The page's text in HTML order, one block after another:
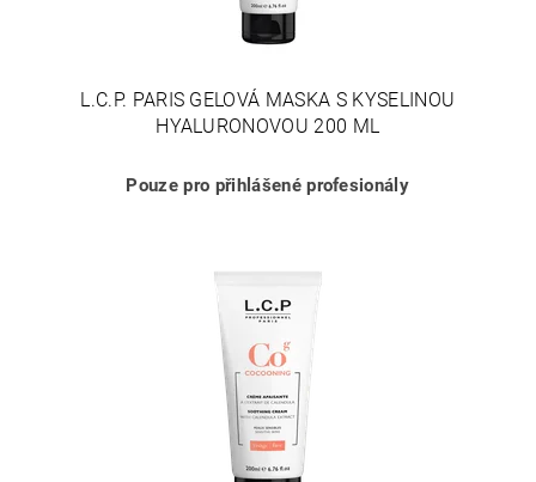
L.C.P. PARIS GELOVÁ MASKA S KYSELINOU
HYALURONOVOU 200 ML
Pouze pro přihlášené profesionály